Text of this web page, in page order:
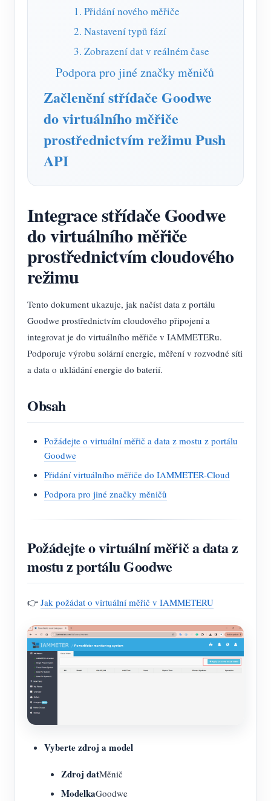
Automatizace domácnosti
Tovární energetické monitorování
Rychlý start produktu
Dokument
Výukové video
FAQ
Zprávy
Blogy
Společenství
Vývojář
Prozkoumat
Program odměn
Kontakt
1. Přidání nového měřiče
2. Nastavení typů fází
3. Zobrazení dat v reálném čase
Podpora pro jiné značky měničů
Začlenění střídače Goodwe
do virtuálního měřiče
prostřednictvím režimu Push
API
Integrace střídače Goodwe
do virtuálního měřiče
prostřednictvím cloudového
režimu
Tento dokument ukazuje, jak načíst data z portálu
Goodwe prostřednictvím cloudového připojení a
integrovat je do virtuálního měřiče v IAMMETERu.
Podporuje výrobu solární energie, měření v rozvodné síti
a data o ukládání energie do baterií.
Obsah
Požádejte o virtuální měřič a data z mostu z portálu
Goodwe
Přidání virtuálního měřiče do IAMMETER-Cloud
Podpora pro jiné značky měničů
Požádejte o virtuální měřič a data z
mostu z portálu Goodwe
👉 Jak požádat o virtuální měřič v IAMMETERU
Vyberte zdroj a model
Zdroj datMěnič
ModelkaGoodwe